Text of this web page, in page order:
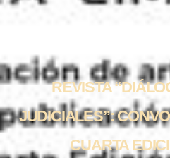
REVISTA
JUDICIALES”:
CUARTA